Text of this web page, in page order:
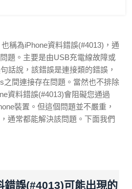
稱為iPhone資料錯誤(#4013)，通
題。主要是由USB充電線故障或
話說，該錯誤是連接類的錯誤，
之間連接存在問題。當然也不排除
資料錯誤(#4013)會阻礙您通過
裝置。但這個問題並不嚴重，
通常都能解決該問題。下面我們
誤(#4013)可能出現的